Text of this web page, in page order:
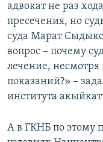
адвокат не раз
пресечения, но
суда Марат
вопрос – почему
лечение,
показаний?» –
института
А в ГКНБ по этому